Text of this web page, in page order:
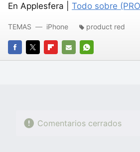
En Applesfera | Todo sobre
FACEBOOK
TWITTERFLIPBOARD
E-
WHATSAPP
TEMAS iPhone product red
Comentarios cerrados